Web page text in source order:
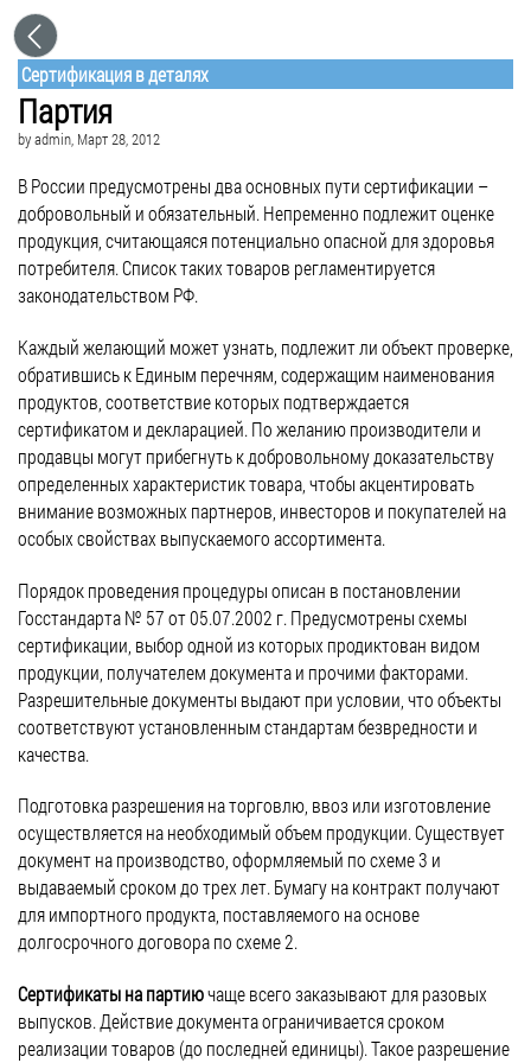
Сертификация в деталях
Партия
byadmin, Март 28, 2012
В России предусмотрены два основных пути сертификации –
добровольный и обязательный. Непременно подлежит оценке
продукция, считающаяся потенциально опасной для здоровья
потребителя. Список таких товаров регламентируется
законодательством РФ.
Каждый желающий может узнать, подлежит ли объект проверке,
обратившись к Единым перечням, содержащим наименования
продуктов, соответствие которых подтверждается
сертификатом и декларацией. По желанию производители и
продавцы могут прибегнуть к добровольному доказательству
определенных характеристик товара, чтобы акцентировать
внимание возможных партнеров, инвесторов и покупателей на
особых свойствах выпускаемого ассортимента.
Порядок проведения процедуры описан в постановлении
Госстандарта № 57 от 05.07.2002 г. Предусмотрены схемы
сертификации, выбор одной из которых продиктован видом
продукции, получателем документа и прочими факторами.
Разрешительные документы выдают при условии, что объекты
соответствуют установленным стандартам безвредности и
качества.
Подготовка разрешения на торговлю, ввоз или изготовление
осуществляется на необходимый объем продукции. Существует
документ на производство, оформляемый по схеме 3 и
выдаваемый сроком до трех лет. Бумагу на контракт получают
для импортного продукта, поставляемого на основе
долгосрочного договора по схеме 2.
Сертификаты на партиючаще всего заказывают для разовых
выпусков. Действие документа ограничивается сроком
реализации товаров (до последней единицы). Такое разрешение